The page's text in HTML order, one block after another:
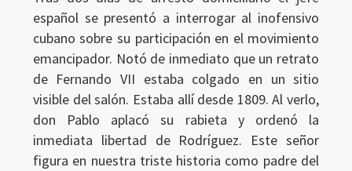
español se presentó a interrogar al inofensivo
cubano sobre su participación en el movimiento
emancipador. Notó de inmediato que un retrato
de Fernando VII estaba colgado en un sitio
visible del salón. Estaba allí desde 1809. Al verlo,
don Pablo aplacó su rabieta y ordenó la
inmediata libertad de Rodríguez. Este señor
figura en nuestra triste historia como padre del